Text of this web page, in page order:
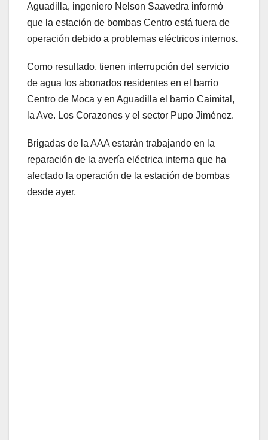
Aguadilla, ingeniero Nelson Saavedra informó
que la estación de bombas Centro está fuera de
operación debido a problemas eléctricos internos.
Como resultado, tienen interrupción del servicio
de agua los abonados residentes en el barrio
Centro de Moca y en Aguadilla el barrio Caimital,
la Ave. Los Corazones y el sector Pupo Jiménez.
Brigadas de la AAA estarán trabajando en la
reparación de la avería eléctrica interna que ha
afectado la operación de la estación de bombas
desde ayer.